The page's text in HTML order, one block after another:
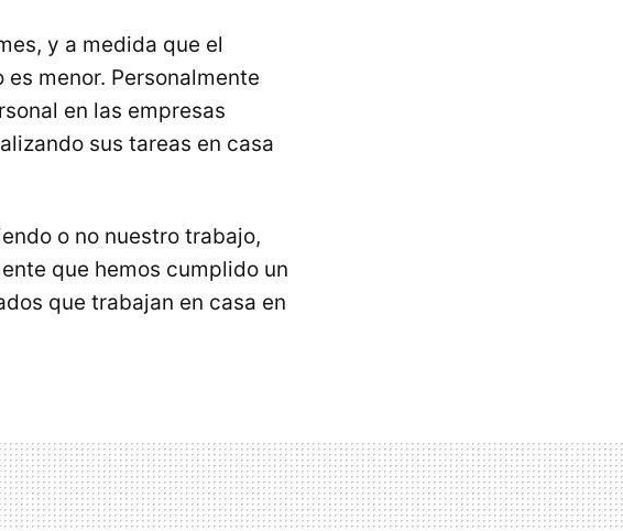
y a medida que el
menor. Personalmente
en las empresas
sus tareas en casa
o no nuestro trabajo,
que hemos cumplido un
que trabajan en casa en